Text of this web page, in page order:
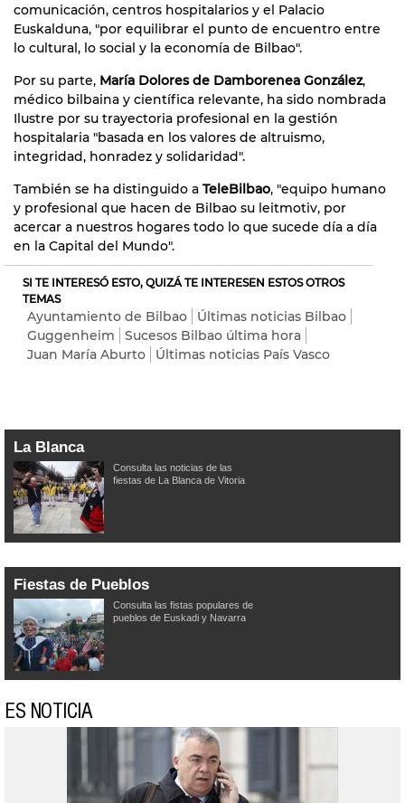
comunicación, centros hospitalarios y el Palacio
Euskalduna, "por equilibrar el punto de encuentro entre
lo cultural, lo social y la economía de Bilbao".
Por su parte, María Dolores de Damborenea González,
médico bilbaina y científica relevante, ha sido nombrada
Ilustre por su trayectoria profesional en la gestión
hospitalaria "basada en los valores de altruismo,
integridad, honradez y solidaridad".
También se ha distinguido a TeleBilbao, "equipo humano
y profesional que hacen de Bilbao su leitmotiv, por
acercar a nuestros hogares todo lo que sucede día a día
en la Capital del Mundo".
SI TE INTERESÓ ESTO, QUIZÁ TE INTERESEN ESTOS OTROS
TEMAS
Ayuntamiento de Bilbao
Últimas noticias Bilbao
Guggenheim
Sucesos Bilbao última hora
Juan María Aburto
Últimas noticias País Vasco
La Blanca
Consulta las noticias de las
fiestas de La Blanca de Vitoria
Fiestas de Pueblos
Consulta las fistas populares de
pueblos de Euskadi y Navarra
ES NOTICIA